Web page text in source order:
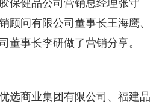
保健品公司营销总经理张守
顾问有限公司董事长王海鹰、
董事长李研做了营销分享。
选商业集团有限公司、福建品